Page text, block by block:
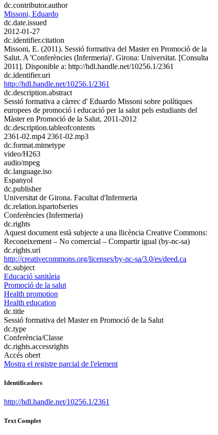
dc.contributor.author
Missoni, Eduardo
dc.date.issued
2012-01-27
dc.identifier.citation
Missoni, E. (2011). Sessió formativa del Master en Promoció de la
Salut. A 'Conferències (Infermeria)'. Girona: Universitat. [Consulta
2011]. Disponible a: http://hdl.handle.net/10256.1/2361
dc.identifier.uri
http://hdl.handle.net/10256.1/2361
dc.description.abstract
Sessió formativa a càrrec d' Eduardo Missoni sobre polítiques
europees de promoció i educació per la salut pels estudiants del
Màster en Promoció de la Salut, 2011-2012
dc.description.tableofcontents
2361-02.mp4 2361-02.mp3
dc.format.mimetype
video/H263
audio/mpeg
dc.language.iso
Espanyol
dc.publisher
Universitat de Girona. Facultat d'Infermeria
dc.relation.ispartofseries
Conferències (Infermeria)
dc.rights
Aquest document està subjecte a una llicència Creative Commons:
Reconeixement – No comercial – Compartir igual (by-nc-sa)
dc.rights.uri
http://creativecommons.org/licenses/by-nc-sa/3.0/es/deed.ca
dc.subject
Educació sanitària
Promoció de la salut
Health promotion
Health education
dc.title
Sessió formativa del Master en Promoció de la Salut
dc.type
Conferència/Classe
dc.rights.accessrights
Accés obert
Mostra el registre parcial de l'element
Identificadors
http://hdl.handle.net/10256.1/2361
Text Complet